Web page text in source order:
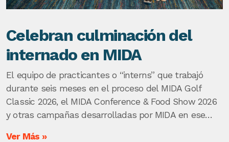
Celebran culminación del
internado en MIDA
El equipo de practicantes o “interns” que trabajó
durante seis meses en el proceso del MIDA Golf
Classic 2026, el MIDA Conference & Food Show 2026
y otras campañas desarrolladas por MIDA en ese
Ver Más »